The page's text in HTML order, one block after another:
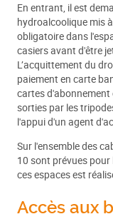
En entrant, il est
hydroalcoolique mis
obligatoire dans
casiers avant d'être
L’acquittement du
paiement en carte
cartes d'abonnement
sorties par les
l'appui d'un agent
Sur l'ensemble des
10 sont prévues pour
ces espaces est
Accès aux